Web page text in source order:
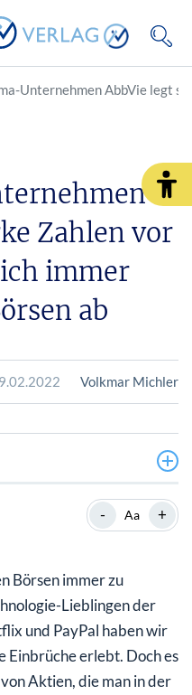
Unternehmen AbbVie legt
Zahlen vor
immer
ab
Volkmar Michler
bis Nierenerkrankungen
als der Umsatz
Zeit
- Aa +
Börsen immer zu
Lieblingen der
und PayPal haben wir
Einbrüche erlebt. Doch es
Aktien, die man in der